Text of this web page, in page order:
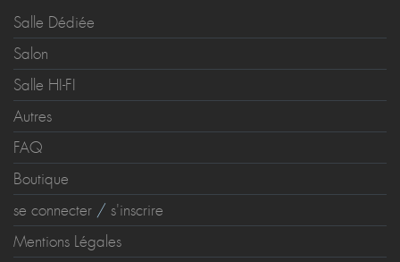
Salle Dédiée
Salon
Salle HI-FI
Autres
FAQ
Boutique
se connecter / s'inscrire
Mentions Légales